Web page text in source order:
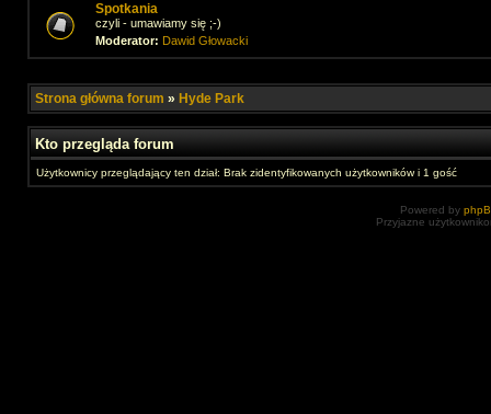
Spotkania
czyli - umawiamy się ;-)
Moderator: Dawid Głowacki
Strona główna forum » Hyde Park
Kto przegląda forum
Użytkownicy przeglądający ten dział: Brak zidentyfikowanych użytkowników i 1 gość
Powered by
Przyjazne